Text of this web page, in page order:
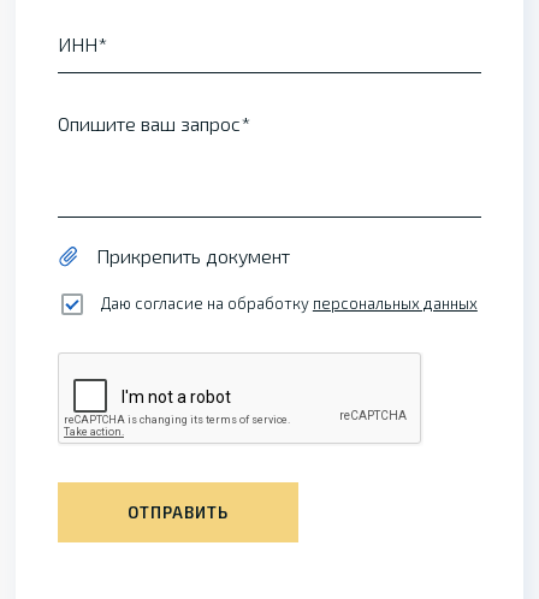
ИНН
Опишите ваш запрос
Прикрепить документ
Даю согласие на обработку персональных данных
ОТПРАВИТЬ